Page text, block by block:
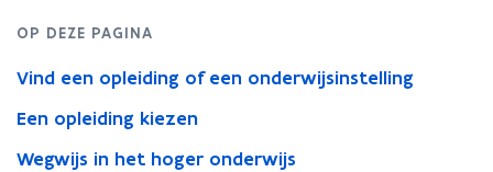
opleiding
het
onderwijs
OP DEZE PAGINA
Vind een opleiding of een onderwijsinstelling
Een opleiding kiezen
Wegwijs in het hoger onderwijs